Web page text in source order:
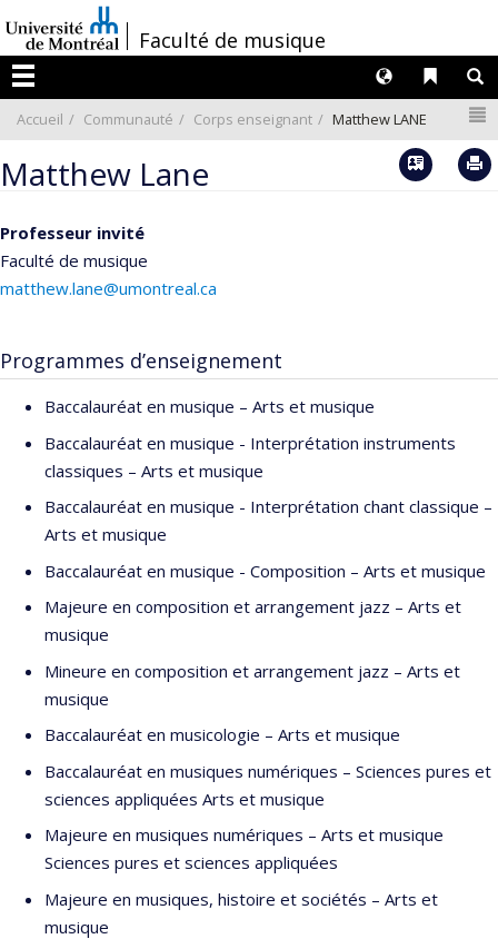
au
contenu
/Faculté de musique
Menu
Liens
Langues
Accueil Communauté Corps enseignant Matthew LANE
Matthew Lane Vcard
Professeur invité
Faculté de musique
matthew.lane@umontreal.ca
Programmes d’enseignement
Baccalauréat en musique – Arts et musique
Baccalauréat en musique - Interprétation instruments
classiques – Arts et musique
Baccalauréat en musique - Interprétation chant classique –
Arts et musique
Baccalauréat en musique - Composition – Arts et musique
Majeure en composition et arrangement jazz – Arts et
musique
Mineure en composition et arrangement jazz – Arts et
musique
Baccalauréat en musicologie – Arts et musique
Baccalauréat en musiques numériques – Sciences pures et
sciences appliquées Arts et musique
Majeure en musiques numériques – Arts et musique
Sciences pures et sciences appliquées
Majeure en musiques, histoire et sociétés – Arts et
musique